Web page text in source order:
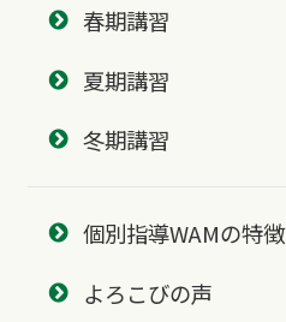
春期講習
夏期講習
冬期講習
個別指導WAMの特徴
よろこびの声